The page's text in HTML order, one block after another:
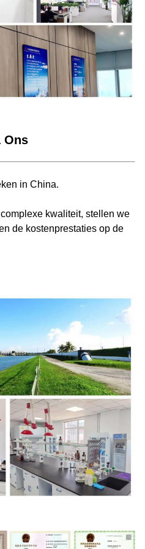
Ons
in China.
kwaliteit, stellen we
de kostenprestaties op de